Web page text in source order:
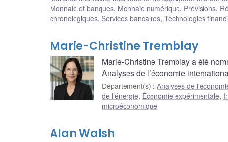
Monnaie et banques, Monnaie numérique, Prévisions,
chronologiques, Services bancaires, Technologies
Marie-Christine Tremblay
Marie-Christine Tremblay a été
Analyses de l’économie
Département(s) : Analyses de
de l’énergie, Économie expérimentale,
microéconomique
Alan Walsh